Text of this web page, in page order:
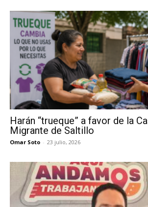
Harán “trueque” a favor de la
Migrante de Saltillo
Omar Soto - 23 julio, 2026